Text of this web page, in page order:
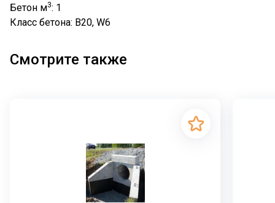
Бетон м3: 1
Класс бетона: В20, W6
Смотрите также